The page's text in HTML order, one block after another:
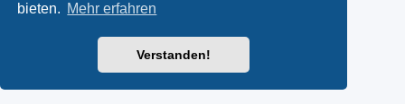
bieten. Mehr erfahren
Verstanden!